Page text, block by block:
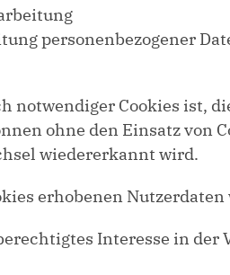
personenbezogener
notwendiger Cookies ist,
ohne den Einsatz von
wiedererkannt wird.
erhobenen
Interesse in